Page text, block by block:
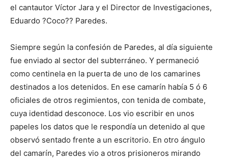
el cantautor Víctor Jara y el Director de Investigaciones,
Eduardo ?Coco?? Paredes.
Siempre según la confesión de Paredes, al día siguiente
fue enviado al sector del subterráneo. Y permaneció
como centinela en la puerta de uno de los camarines
destinados a los detenidos. En ese camarín había 5 ó 6
oficiales de otros regimientos, con tenida de combate,
cuya identidad desconoce. Los vio escribir en unos
papeles los datos que le respondía un detenido al que
observó sentado frente a un escritorio. En otro ángulo
del camarín, Paredes vio a otros prisioneros mirando